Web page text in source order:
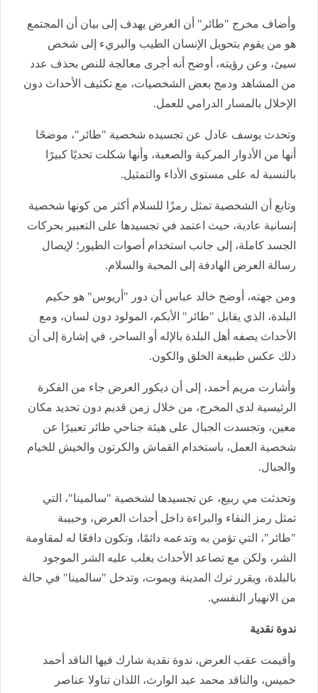
وأضاف مخرج "طائر" أن العرض يهدف إلى بيان أن المجتمع
هو من يقوم بتحويل الإنسان الطيب والبريء إلى شخص
سيئ، وعن رؤيته، أوضح أنه أجرى معالجة للنص بحذف عدد
من المشاهد ودمج بعض الشخصيات، مع تكثيف الأحداث دون
الإخلال بالمسار الدرامي للعمل.
وتحدث يوسف عادل عن تجسيده شخصية "طائر"، موضحًا
أنها من الأدوار المركبة والصعبة، وأنها شكلت تحديًا كبيرًا
بالنسبة له على مستوى الأداء والتمثيل.
وتابع أن الشخصية تمثل رمزًا للسلام أكثر من كونها شخصية
إنسانية عادية، حيث اعتمد في تجسيدها على التعبير بحركات
الجسد كاملة، إلى جانب استخدام أصوات الطيور؛ لإيصال
رسالة العرض الهادفة إلى المحبة والسلام.
ومن جهته، أوضح خالد عباس أن دور "أريوس" هو حكيم
البلدة، الذي يقابل "طائر" الأبكم، المولود دون لسان، ومع
الأحداث يصفه أهل البلدة بالإله أو الساحر، في إشارة إلى أن
ذلك عكس طبيعة الخلق والكون.
وأشارت مريم أحمد، إلى أن ديكور العرض جاء من الفكرة
الرئيسية لدى المخرج، من خلال زمن قديم دون تحديد مكان
معين، وتجسدت الجبال على هيئة جناحي طائر تعبيرًا عن
شخصية العمل، باستخدام القماش والكرتون والخيش للخيام
والجبال.
وتحدثت مي ربيع، عن تجسيدها لشخصية "سالمينا"، التي
تمثل رمز النقاء والبراءة داخل أحداث العرض، وحبيبة
"طائر"، التي تؤمن به وتدعمه دائمًا، وتكون دافعًا له لمقاومة
الشر، ولكن مع تصاعد الأحداث يغلب عليه الشر الموجود
بالبلدة، ويقرر ترك المدينة ويموت، وتدخل "سالمينا" في حالة
من الانهيار النفسي.
ندوة نقدية
وأقيمت عقب العرض، ندوة نقدية شارك فيها الناقد أحمد
خميس، والناقد محمد عبد الوارث، اللذان تناولا عناصر